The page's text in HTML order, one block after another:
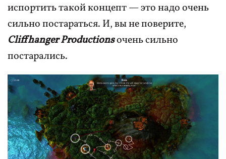
испортить такой концепт — это надо очень
сильно постараться. И, вы не поверите,
Cliffhanger Productionsочень сильно
постарались.